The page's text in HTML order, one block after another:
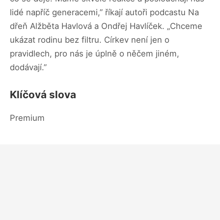
lidé napříč generacemi,” říkají autoři podcastu Na
dřeň Alžběta Havlová a Ondřej Havlíček. „Chceme
ukázat rodinu bez filtru. Církev není jen o
pravidlech, pro nás je úplně o něčem jiném,
dodávají.”
Klíčová slova
Premium